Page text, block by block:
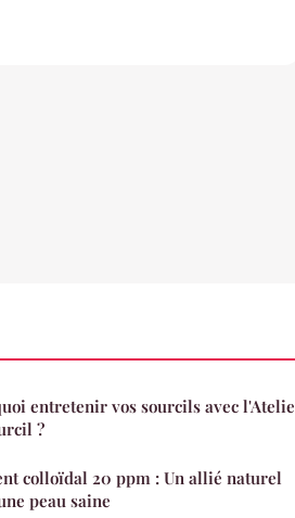
entretenir vos sourcils avec
?
colloïdal 20 ppm : Un allié naturel
peau saine